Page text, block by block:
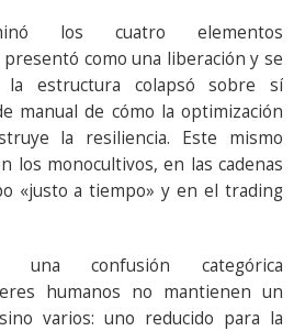
los cuatro elementos
como una liberación y se
la estructura colapsó sobre sí
manual de cómo la optimización
la resiliencia. Este mismo
los monocultivos, en las cadenas
«justo a tiempo» y en el trading
una confusión categórica
humanos no mantienen un
varios: uno reducido para la